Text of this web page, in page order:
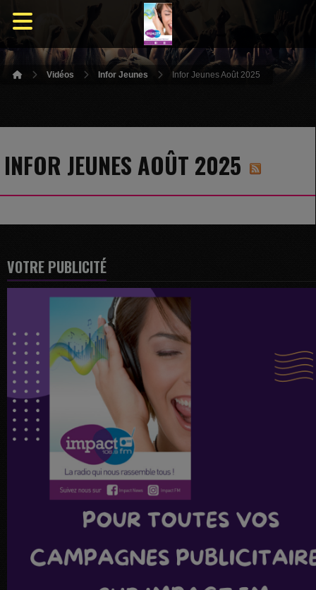
Vidéos Infor Jeunes Infor Jeunes Août 2025
INFOR JEUNES AOÛT 2025
VOTRE PUBLICITÉ